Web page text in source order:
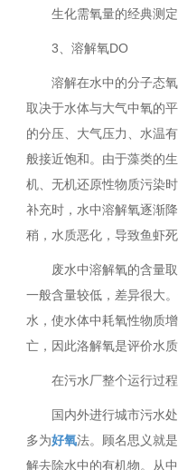
生化需氧量的经典测
3、溶解氧DO
溶解在水中的分子态
取决于水体与大气中氧的
的分压、大气压力、水温
般接近饱和。由于藻类的
机、无机还原性物质污染
补充时，水中溶解氧逐渐
稍，水质恶化，导致鱼虾死
废水中溶解氧的含量
一般含量较低，差异很大
水，使水体中耗氧性物质
亡，因此洛解氧是评价水
在污水厂整个运行过
国内外进行城市污水
多为好氧法。顾名思义就
解去除水中的有机物。从